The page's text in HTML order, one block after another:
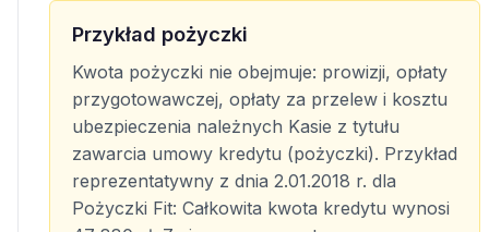
Przykład pożyczki
Kwota pożyczki nie obejmuje: prowizji, opłaty
przygotowawczej, opłaty za przelew i kosztu
ubezpieczenia należnych Kasie z tytułu
zawarcia umowy kredytu (pożyczki). Przykład
reprezentatywny z dnia 2.01.2018 r. dla
Pożyczki Fit: Całkowita kwota kredytu wynosi